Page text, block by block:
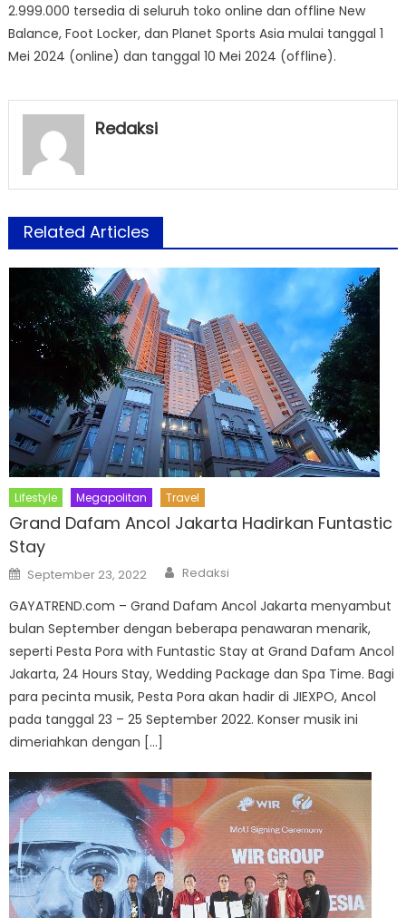
2.999.000 tersedia di seluruh toko online dan offline New
Balance, Foot Locker, dan Planet Sports Asia mulai tanggal 1
Mei 2024 (online) dan tanggal 10 Mei 2024 (offline).
Redaksi
Related Articles
Lifestyle Megapolitan Travel
Grand Dafam Ancol Jakarta Hadirkan Funtastic
Stay
Posted
on
September 23, 2022 Author
Redaksi
GAYATREND.com – Grand Dafam Ancol Jakarta menyambut
bulan September dengan beberapa penawaran menarik,
seperti Pesta Pora with Funtastic Stay at Grand Dafam Ancol
Jakarta, 24 Hours Stay, Wedding Package dan Spa Time. Bagi
para pecinta musik, Pesta Pora akan hadir di JIEXPO, Ancol
pada tanggal 23 – 25 September 2022. Konser musik ini
dimeriahkan dengan […]